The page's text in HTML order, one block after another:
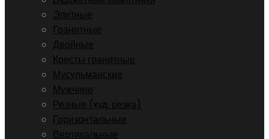
Элитные
Гранитные
Двойные
Кресты гранитные
Мусульманские
Мужчине
Резные (худ. резка)
Горизонтальные
Вертикальные